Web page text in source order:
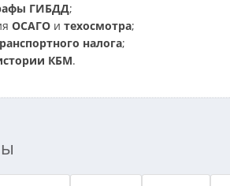
ГИБДД;
ОСАГО и техосмотра;
налога;
КБМ.